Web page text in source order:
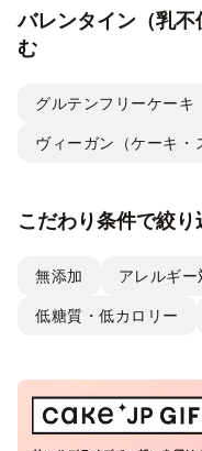
バレンタイン（乳
む
グルテンフリーケーキ
ヴィーガン（ケーキ・
こだわり条件で絞り
無添加 アレルギー
低糖質・低カロリー